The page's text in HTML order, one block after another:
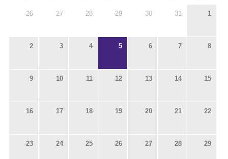
26 27 28 29 30 31 1
2 3 4 5 6 7 8
9 10 11 12 13 14 15
16 17 18 19 20 21 22
23 24 25 26 27 28 29